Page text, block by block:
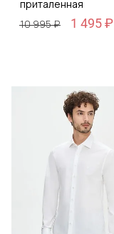
приталенная
10 995 ₽
1 495 ₽